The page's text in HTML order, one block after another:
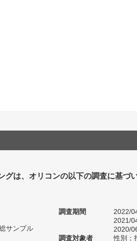
グは、オリコンの以下の調査に基づ
サンプル
調査期間
2022/
2021/
2020/
調査対象者
性別：